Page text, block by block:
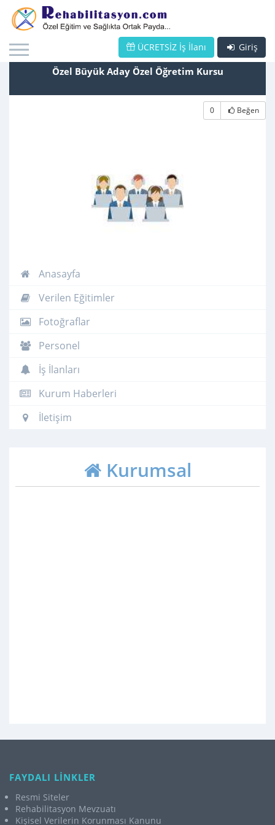
Giriş
ÜCRETSİZ İş İlanı
Özel Büyük Aday Özel Öğretim Kursu
0 Beğen
Anasayfa
Verilen Eğitimler
Fotoğraflar
Personel
İş İlanları
Kurum Haberleri
İletişim
Kurumsal
FAYDALI LİNKLER
Resmi Siteler
Rehabilitasyon Mevzuatı
Kişisel Verilerin Korunması Kanunu